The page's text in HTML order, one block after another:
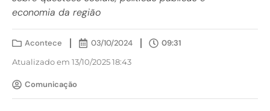
economia da região
Acontece 03/10/2024 09:31
Atualizado em 13/10/2025 18:43
Comunicação